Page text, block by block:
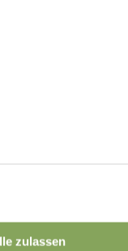
zulassen